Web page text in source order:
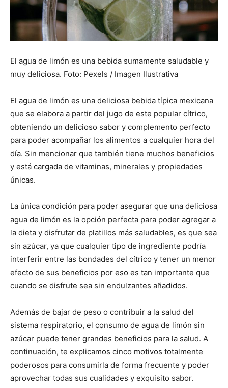
El agua de limón es una bebida sumamente saludable y
muy deliciosa. Foto: Pexels / Imagen Ilustrativa
El agua de limón es una deliciosa bebida típica mexicana
que se elabora a partir del jugo de este popular cítrico,
obteniendo un delicioso sabor y complemento perfecto
para poder acompañar los alimentos a cualquier hora del
día. Sin mencionar que también tiene muchos beneficios
y está cargada de vitaminas, minerales y propiedades
únicas.
La única condición para poder asegurar que una deliciosa
agua de limón es la opción perfecta para poder agregar a
la dieta y disfrutar de platillos más saludables, es que sea
sin azúcar, ya que cualquier tipo de ingrediente podría
interferir entre las bondades del cítrico y tener un menor
efecto de sus beneficios por eso es tan importante que
cuando se disfrute sea sin endulzantes añadidos.
Además de bajar de peso o contribuir a la salud del
sistema respiratorio, el consumo de agua de limón sin
azúcar puede tener grandes beneficios para la salud. A
continuación, te explicamos cinco motivos totalmente
poderosos para consumirla de forma frecuente y poder
aprovechar todas sus cualidades y exquisito sabor.